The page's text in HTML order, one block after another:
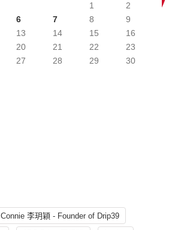
1
2
6 7 8
9
13 14 15
16
20 21 22
23
27 28 29
30
Connie 李玥穎 - Founder of Drip39